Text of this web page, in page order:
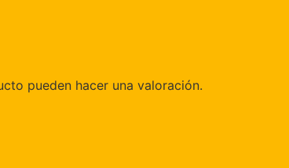
pueden hacer una valoración.